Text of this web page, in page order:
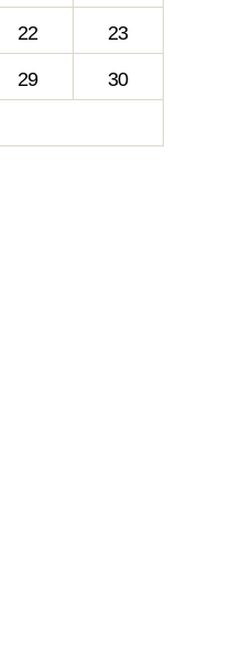
22 23
29 30